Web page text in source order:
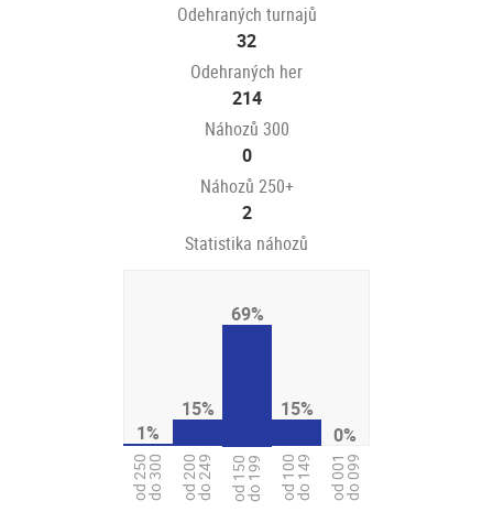
Odehraných turnajů
32
Odehraných her
214
Náhozů 300
0
Náhozů 250+
2
Statistika náhozů
1%
od 250do 300
15%
od 200do 249
69%
od 150do 199
15%
od 100do 149
0%
od 001do 099